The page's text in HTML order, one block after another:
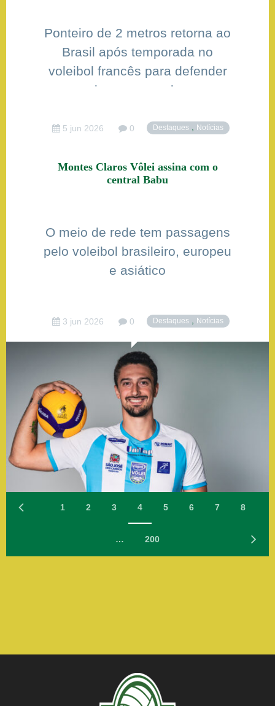
Ponteiro de 2 metros retorna ao
Brasil após temporada no
voleibol francês para defender
a equipe montes-clarense
5 jun 2026 0 Destaques, Notícias
Montes Claros Vôlei assina com o
central Babu
O meio de rede tem passagens
pelo voleibol brasileiro, europeu
e asiático
3 jun 2026 0 Destaques, Notícias
1 2 3 4 5 6 7 8
… 200